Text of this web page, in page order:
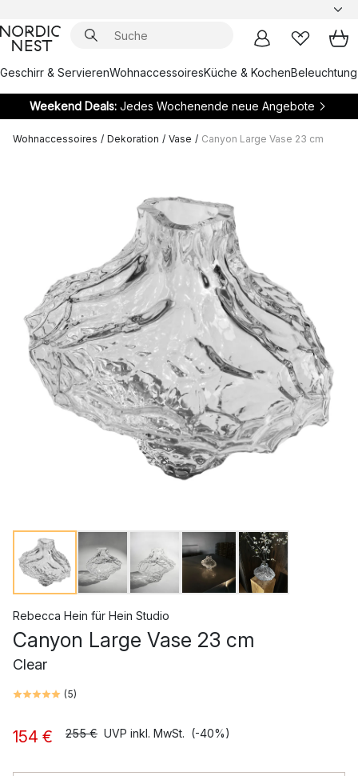
Geschirr & ServierenWohnaccessoiresKüche & KochenBeleuchtung
Weekend Deals:Jedes Wochenende neue Angebote
Wohnaccessoires / Dekoration / Vase / Canyon Large Vase 23 cm
Rebecca Hein für Hein Studio
Canyon Large Vase 23 cm
Clear
(5)
154 € 255 € UVP inkl. MwSt. (-40%)